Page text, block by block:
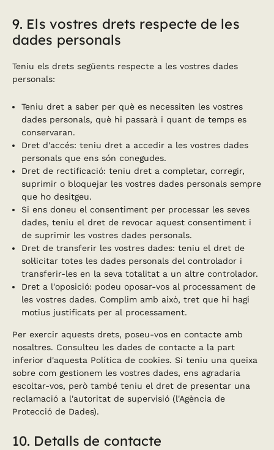
9. Els vostres drets respecte de les
dades personals
Teniu els drets següents respecte a les vostres dades
personals:
Teniu dret a saber per què es necessiten les vostres
dades personals, què hi passarà i quant de temps es
conservaran.
Dret d'accés: teniu dret a accedir a les vostres dades
personals que ens són conegudes.
Dret de rectificació: teniu dret a completar, corregir,
suprimir o bloquejar les vostres dades personals sempre
que ho desitgeu.
Si ens doneu el consentiment per processar les seves
dades, teniu el dret de revocar aquest consentiment i
de suprimir les vostres dades personals.
Dret de transferir les vostres dades: teniu el dret de
sol·licitar totes les dades personals del controlador i
transferir-les en la seva totalitat a un altre controlador.
Dret a l'oposició: podeu oposar-vos al processament de
les vostres dades. Complim amb això, tret que hi hagi
motius justificats per al processament.
Per exercir aquests drets, poseu-vos en contacte amb
nosaltres. Consulteu les dades de contacte a la part
inferior d'aquesta Política de cookies. Si teniu una queixa
sobre com gestionem les vostres dades, ens agradaria
escoltar-vos, però també teniu el dret de presentar una
reclamació a l'autoritat de supervisió (l'Agència de
Protecció de Dades).
10. Detalls de contacte